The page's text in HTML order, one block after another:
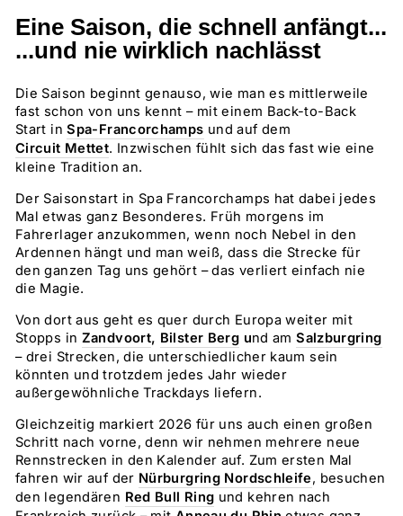
Eine Saison, die schnell anfängt...
...und nie wirklich nachlässt
Die Saison beginnt genauso, wie man es mittlerweile
fast schon von uns kennt – mit einem Back-to-Back
Start in Spa-Francorchamps und auf dem
Circuit Mettet. Inzwischen fühlt sich das fast wie eine
kleine Tradition an.
Der Saisonstart in Spa Francorchamps hat dabei jedes
Mal etwas ganz Besonderes. Früh morgens im
Fahrerlager anzukommen, wenn noch Nebel in den
Ardennen hängt und man weiß, dass die Strecke für
den ganzen Tag uns gehört – das verliert einfach nie
die Magie.
Von dort aus geht es quer durch Europa weiter mit
Stopps in Zandvoort, Bilster Berg und am Salzburgring
– drei Strecken, die unterschiedlicher kaum sein
könnten und trotzdem jedes Jahr wieder
außergewöhnliche Trackdays liefern.
Gleichzeitig markiert 2026 für uns auch einen großen
Schritt nach vorne, denn wir nehmen mehrere neue
Rennstrecken in den Kalender auf. Zum ersten Mal
fahren wir auf der Nürburgring Nordschleife, besuchen
den legendären Red Bull Ring und kehren nach